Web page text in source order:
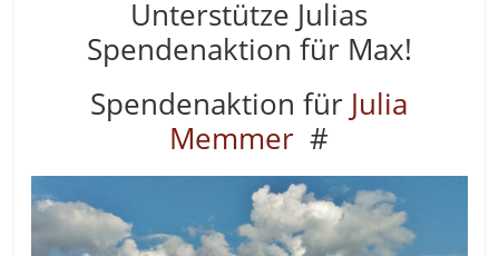
Unterstütze Julias
Spendenaktion für Max!
Spendenaktion für Julia
Memmer #